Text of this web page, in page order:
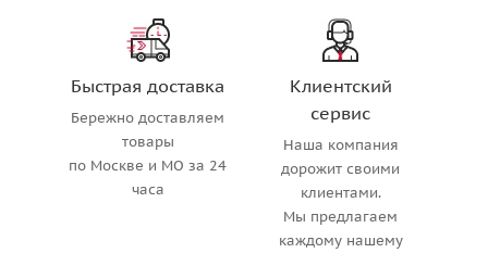
Быстрая доставка
Бережно доставляем
товары
по Москве и МО за 24
часа
Клиентский
сервис
Наша компания
дорожит своими
клиентами.
Мы предлагаем
каждому нашему